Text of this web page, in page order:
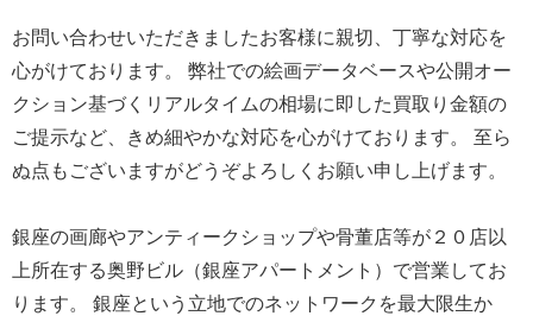
お問い合わせいただきましたお客様に親切、丁寧な対応を
心がけております。 弊社での絵画データベースや公開オー
クション基づくリアルタイムの相場に即した買取り金額の
ご提示など、きめ細やかな対応を心がけております。 至ら
ぬ点もございますがどうぞよろしくお願い申し上げます。
銀座の画廊やアンティークショップや骨董店等が２０店以
上所在する奥野ビル（銀座アパートメント）で営業してお
ります。 銀座という立地でのネットワークを最大限生か